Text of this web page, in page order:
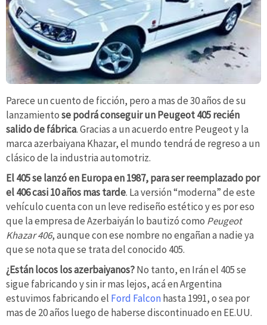
Parece un cuento de ficción, pero a mas de 30 años de su
lanzamientose podrá conseguir un Peugeot 405 recién
salido de fábrica. Gracias a un acuerdo entre Peugeot y la
marca azerbaiyana Khazar, el mundo tendrá de regreso a un
clásico de la industria automotriz.
El 405 se lanzó en Europa en 1987, para ser reemplazado por
el 406 casi 10 años mas tarde. La versión “moderna” de este
vehículo cuenta con un leve rediseño estético y es por eso
que la empresa de Azerbaiyán lo bautizó como Peugeot
Khazar 406, aunque con ese nombre no engañan a nadie ya
que se nota que se trata del conocido 405.
¿Están locos los azerbaiyanos?No tanto, en Irán el 405 se
sigue fabricando y sin ir mas lejos, acá en Argentina
estuvimos fabricando el Ford Falconhasta 1991, o sea por
mas de 20 años luego de haberse discontinuado en EE.UU.